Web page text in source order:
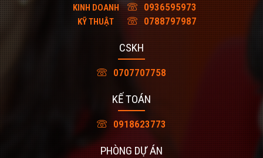
KINH DOANH 0936595973
KỸ THUẬT 0788797987
CSKH
0707707758
KẾ TOÁN
0918623773
PHÒNG DỰ ÁN